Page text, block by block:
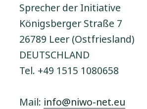
Sprecher der Initiative
Königsberger Straße 7
26789 Leer (Ostfriesland)
DEUTSCHLAND
Tel. +49 1515 1080658
Mail: info@niwo-net.eu